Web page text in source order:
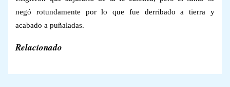
negó rotundamente por lo que fue derribado a tierra y
acabado a puñaladas.
Relacionado